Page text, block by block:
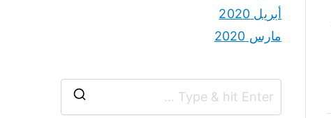
أبريل 2020
مارس 2020